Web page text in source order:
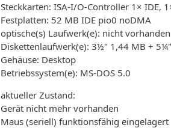
Steckkarten: ISA-I/O-Controller 1× IDE,
Festplatten: 52 MB IDE pio0 noDMA
optische(s) Laufwerk(e): nicht vorhanden
Diskettenlaufwerk(e): 3½" 1,44 MB +
Gehäuse: Desktop
Betriebssystem(e): MS-DOS 5.0
aktueller Zustand:
Gerät nicht mehr vorhanden
Maus (seriell) funktionsfähig eingelagert